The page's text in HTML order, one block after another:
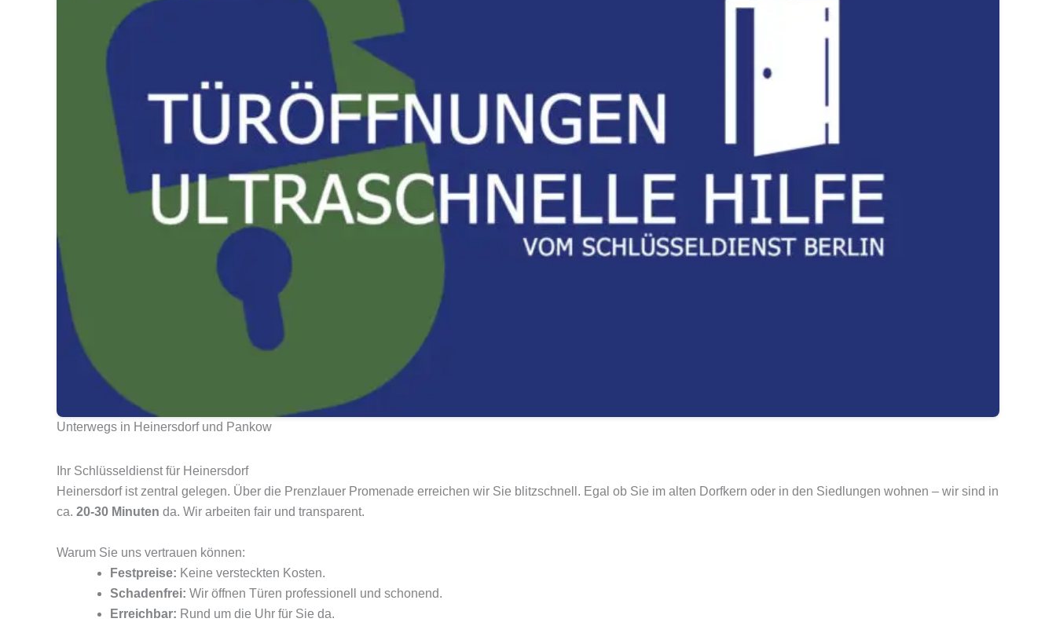
Unterwegs in Heinersdorf und Pankow
Ihr Schlüsseldienst für Heinersdorf
Heinersdorf ist zentral gelegen. Über die Prenzlauer Promenade erreichen wir Sie blitzschnell. Egal ob Sie im alten Dorfkern oder in den Siedlungen wohnen – wir sind in
ca. 20-30 Minuten da. Wir arbeiten fair und transparent.
Warum Sie uns vertrauen können:
Festpreise: Keine versteckten Kosten.
Schadenfrei: Wir öffnen Türen professionell und schonend.
Erreichbar: Rund um die Uhr für Sie da.